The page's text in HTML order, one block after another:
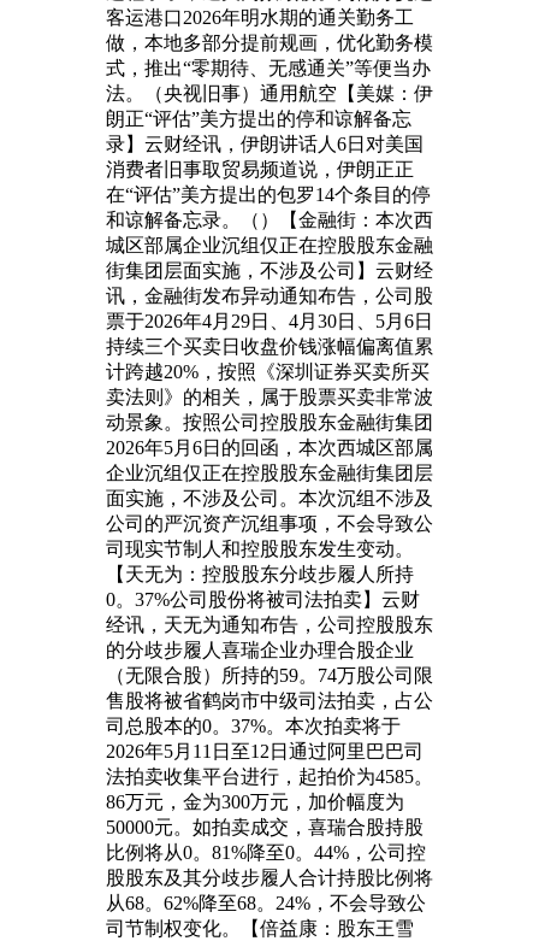
客运港口2026年明水期的通关勤务工
做，本地多部分提前规画，优化勤务模
式，推出“零期待、无感通关”等便当办
法。（央视旧事）通用航空【美媒：伊
朗正“评估”美方提出的停和谅解备忘
录】云财经讯，伊朗讲话人6日对美国
消费者旧事取贸易频道说，伊朗正正
在“评估”美方提出的包罗14个条目的停
和谅解备忘录。（）【金融街：本次西
城区部属企业沉组仅正在控股股东金融
街集团层面实施，不涉及公司】云财经
讯，金融街发布异动通知布告，公司股
票于2026年4月29日、4月30日、5月6日
持续三个买卖日收盘价钱涨幅偏离值累
计跨越20%，按照《深圳证券买卖所买
卖法则》的相关，属于股票买卖非常波
动景象。按照公司控股股东金融街集团
2026年5月6日的回函，本次西城区部属
企业沉组仅正在控股股东金融街集团层
面实施，不涉及公司。本次沉组不涉及
公司的严沉资产沉组事项，不会导致公
司现实节制人和控股股东发生变动。
【天无为：控股股东分歧步履人所持
0。37%公司股份将被司法拍卖】云财
经讯，天无为通知布告，公司控股股东
的分歧步履人喜瑞企业办理合股企业
（无限合股）所持的59。74万股公司限
售股将被省鹤岗市中级司法拍卖，占公
司总股本的0。37%。本次拍卖将于
2026年5月11日至12日通过阿里巴巴司
法拍卖收集平台进行，起拍价为4585。
86万元，金为300万元，加价幅度为
50000元。如拍卖成交，喜瑞合股持股
比例将从0。81%降至0。44%，公司控
股股东及其分歧步履人合计持股比例将
从68。62%降至68。24%，不会导致公
司节制权变化。【倍益康：股东王雪